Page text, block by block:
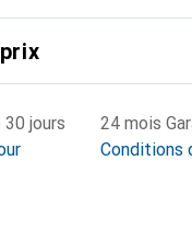
jours
24 mois
Conditions